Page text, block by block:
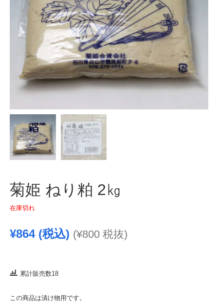
菊姫 ねり粕 2㎏
在庫切れ
¥864(税込) (¥800 税抜)
累計販売数18
この商品は漬け物用です。